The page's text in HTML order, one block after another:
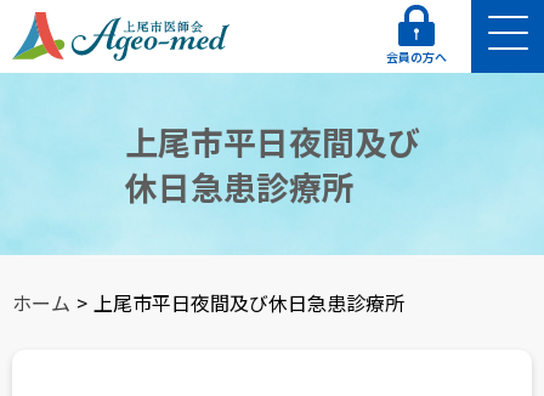
会員の方へ
上尾市平日夜間及び
休日急患診療所
ホーム > 上尾市平日夜間及び休日急患診療所